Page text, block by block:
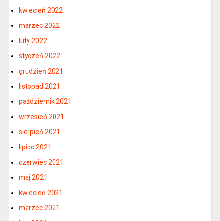
kwiecień 2022
marzec 2022
luty 2022
styczeń 2022
grudzień 2021
listopad 2021
październik 2021
wrzesień 2021
sierpień 2021
lipiec 2021
czerwiec 2021
maj 2021
kwiecień 2021
marzec 2021